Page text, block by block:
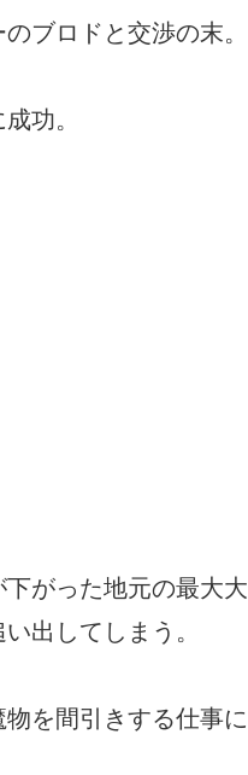
ブロドと交渉の末。
功。
がった地元の最大大
出してしまう。
を間引きする仕事に